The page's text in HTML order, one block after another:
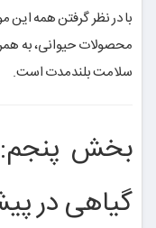
با در نظر گرفتن همه
محصولات حیوانی، به
سلامت بلندمدت است.
بخش پنجم:
گیاهی در